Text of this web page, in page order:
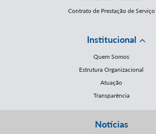
Contrato de Prestação de Serviço
Institucional
Quem Somos
Estrutura Organizacional
Atuação
Transparência
Notícias